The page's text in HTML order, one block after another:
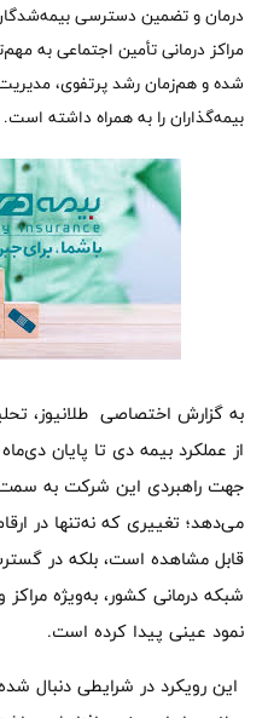
درمان و تضمین دسترسی
مراکز درمانی تأمین اجتماعی به
شده و هم‌زمان رشد پرتفوی،
بیمه‌گذاران را به همراه داشته است.
به گزارش اختصاصی طلانیوز،
جهت راهبردی این شرکت به سمت
می‌دهد؛ تغییری که نه‌تنها در
قابل مشاهده است، بلکه در
شبکه درمانی کشور، به‌ویژه
نمود عینی پیدا کرده است.
این رویکرد در شرایطی دنبال